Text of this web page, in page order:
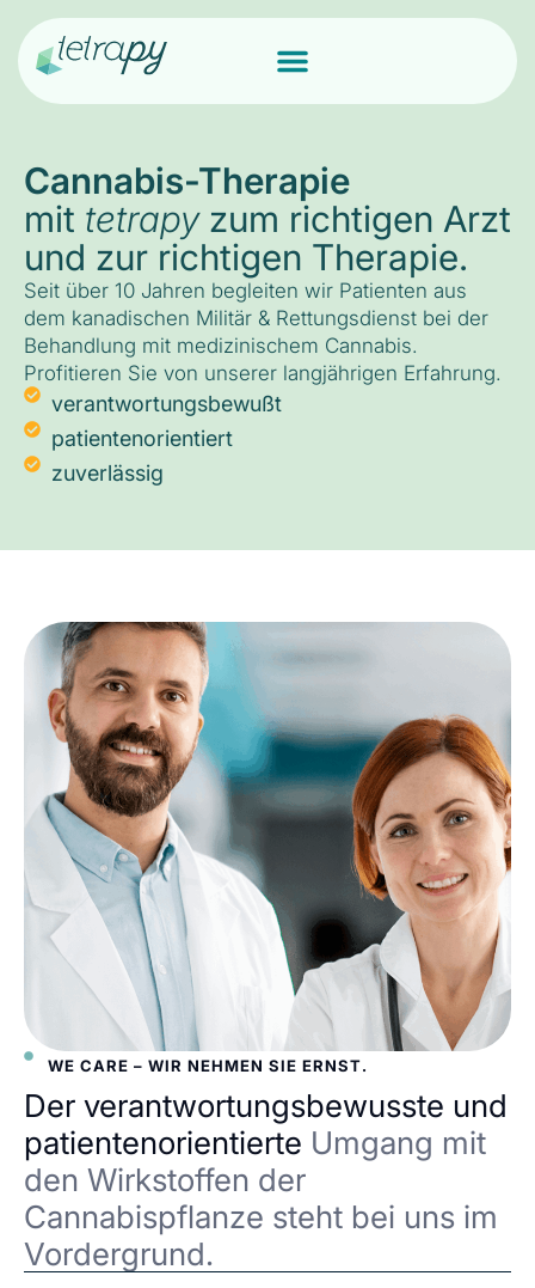
Cannabis-Therapie
mit tetrapyzum richtigen Arzt
und zur richtigen Therapie.
Seit über 10 Jahren begleiten wir Patienten aus
dem kanadischen Militär & Rettungsdienst bei der
Behandlung mit medizinischem Cannabis.
Profitieren Sie von unserer langjährigen Erfahrung.
verantwortungsbewußt
patientenorientiert
zuverlässig
WE CARE – WIR NEHMEN SIE ERNST.
Der verantwortungsbewusste und
patientenorientierte Umgang mit
den Wirkstoffen der
Cannabispflanze steht bei uns im
Vordergrund.